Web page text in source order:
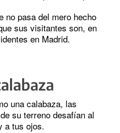
no pasa del mero hecho
sus visitantes son, en
en Madrid.
una calabaza, las
su terreno desafían al
a tus ojos.